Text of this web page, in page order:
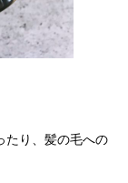
たり、髪の毛への